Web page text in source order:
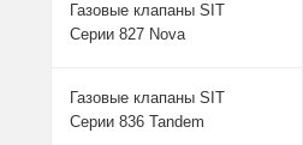
Газовые клапаны SIT
Серии 827 Nova
Газовые клапаны SIT
Серии 836 Tandem